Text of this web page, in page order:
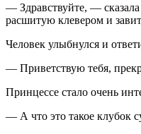
— Здравствуйте, —
расшитую клевером и
Человек улыбнулся и
— Приветствую тебя,
Принцессе стало очень
— A что это такое клубок